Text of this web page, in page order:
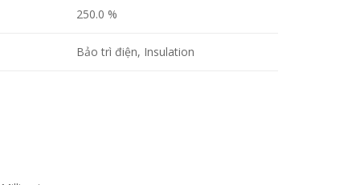
250.0 %
Bảo trì điện, Insulation